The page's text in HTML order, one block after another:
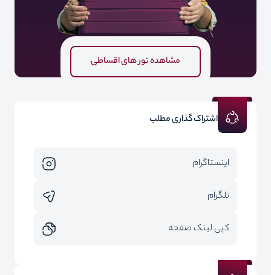
مشاهده تور های اقساطی
اشتراک گذاری مطلب
اینستاگرام
تلگرام
کپی لینک صفحه